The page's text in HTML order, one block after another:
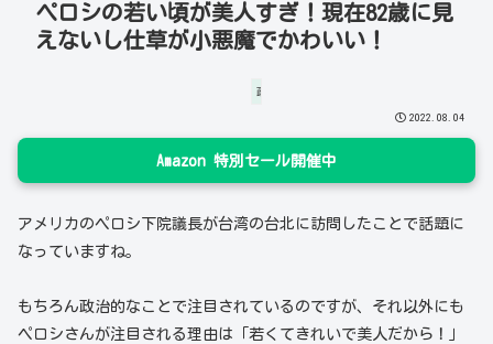
ペロシの若い頃が美人すぎ！現在82歳に見
えないし仕草が小悪魔でかわいい！
政治経済
2022.08.04
Amazon 特別セール開催中
アメリカのペロシ下院議長が台湾の台北に訪問したことで話題に
なっていますね。
もちろん政治的なことで注目されているのですが、それ以外にも
ペロシさんが注目される理由は「若くてきれいで美人だから！」